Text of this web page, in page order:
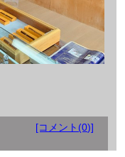
[コメント(0)]